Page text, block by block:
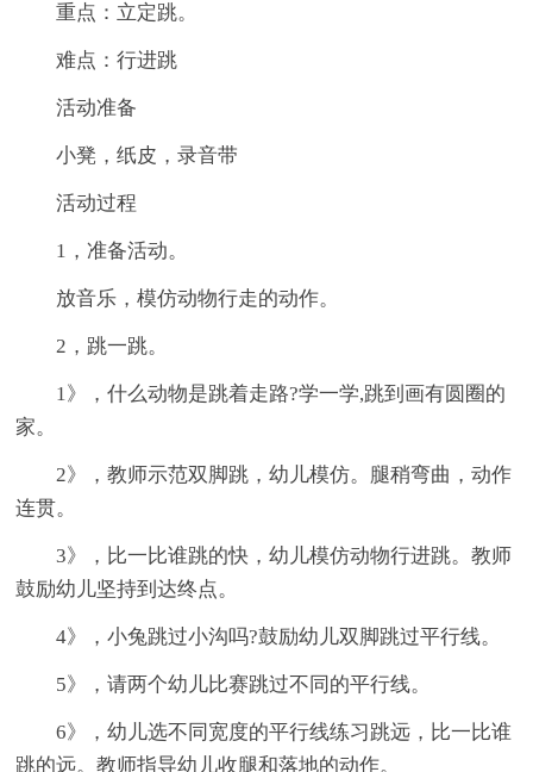
重点：立定跳。
难点：行进跳
活动准备
小凳，纸皮，录音带
活动过程
1，准备活动。
放音乐，模仿动物行走的动作。
2，跳一跳。
1》，什么动物是跳着走路?学一学,跳到画有圆圈的
家。
2》，教师示范双脚跳，幼儿模仿。腿稍弯曲，动作
连贯。
3》，比一比谁跳的快，幼儿模仿动物行进跳。教师
鼓励幼儿坚持到达终点。
4》，小兔跳过小沟吗?鼓励幼儿双脚跳过平行线。
5》，请两个幼儿比赛跳过不同的平行线。
6》，幼儿选不同宽度的平行线练习跳远，比一比谁
跳的远。教师指导幼儿收腿和落地的动作。